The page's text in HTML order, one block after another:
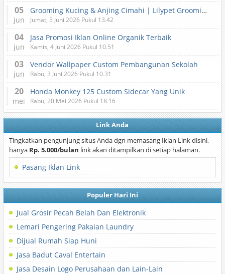
05
jun
Grooming Kucing & Anjing Cimahi | Lilypet Grooming & Pet Hotel
Jumat, 5 Juni 2026 Pukul 13.42
04
jun
Jasa Promosi Iklan Online Organik Terbaik
Kamis, 4 Juni 2026 Pukul 10.51
03
jun
Vendor Wallpaper Custom Pembangunan Sekolah
Rabu, 3 Juni 2026 Pukul 10.31
20
mei
Honda Monkey 125 Custom Sidecar Yang Unik
Rabu, 20 Mei 2026 Pukul 18.16
Link Anda
Tingkatkan pengunjung situs Anda dgn memasang Iklan Link disini,
hanya Rp. 5.000/bulan link akan ditampilkan di setiap halaman.
Pasang Iklan Link
Populer Hari Ini
Jual Grosir Pecah Belah Dan Elektronik
Lemari Pengering Pakaian Laundry
Dijual Rumah Siap Huni
Jasa Badut Caval Entertain
Jasa Desain Logo Perusahaan dan Lain-Lain